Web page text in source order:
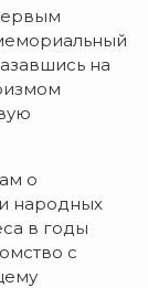
на
о
народных
в годы
с